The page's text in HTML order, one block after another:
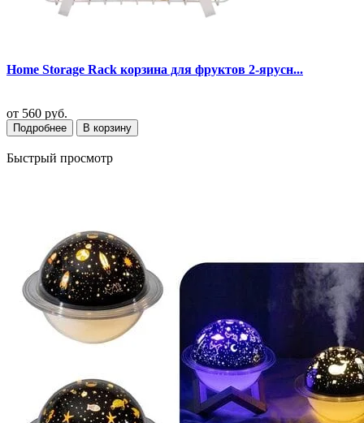
Home Storage Rack корзина для фруктов 2-ярусн...
от 560 руб.
Подробнее В корзину
Быстрый просмотр